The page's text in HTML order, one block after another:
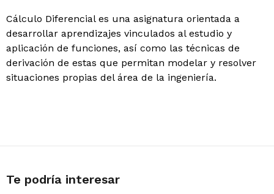
Cálculo Diferencial es una asignatura orientada a
desarrollar aprendizajes vinculados al estudio y
aplicación de funciones, así como las técnicas de
derivación de estas que permitan modelar y resolver
situaciones propias del área de la ingeniería.
Te podría interesar